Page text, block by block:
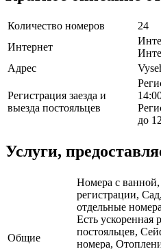
Количество номеров
24
Интернет
Адрес
Регистрация заезда и
выезда постояльцев
до
Услуги,
Общие
Номера с ванной,
регистрации,
отдельные
Есть ускоренная
постояльцев,
номера,